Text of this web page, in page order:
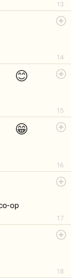
13
14
😊
15
😁
16
17
op
18